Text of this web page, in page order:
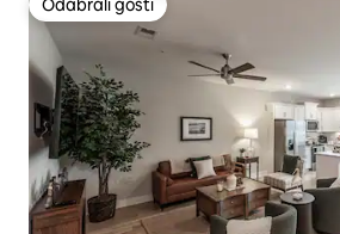
Odabrali gosti
Odabrali gosti